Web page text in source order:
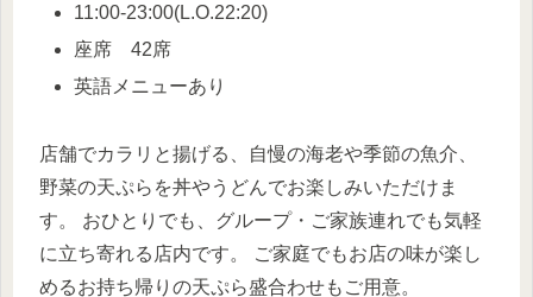
11:00-23:00(L.O.22:20)
座席 42席
英語メニューあり
店舗でカラリと揚げる、自慢の海老や季節の魚介、
野菜の天ぷらを丼やうどんでお楽しみいただけま
す。 おひとりでも、グループ・ご家族連れでも気軽
に立ち寄れる店内です。 ご家庭でもお店の味が楽し
めるお持ち帰りの天ぷら盛合わせもご用意。